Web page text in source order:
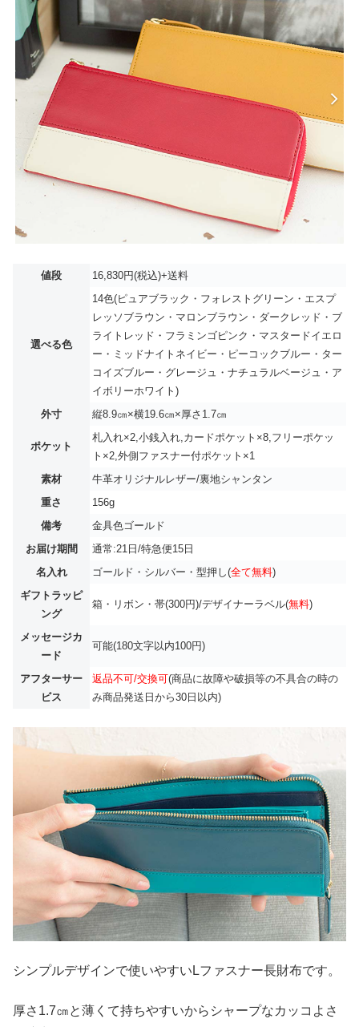
値段 16,830円(税込)+送料
選べる色
14色(ピュアブラック・フォレストグリーン・エスプ
レッソブラウン・マロンブラウン・ダークレッド・ブ
ライトレッド・フラミンゴピンク・マスタードイエロ
ー・ミッドナイトネイビー・ピーコックブルー・ター
コイズブルー・グレージュ・ナチュラルベージュ・ア
イボリーホワイト)
外寸
縦8.9㎝×横19.6㎝×厚さ1.7㎝
ポケット
札入れ×2,小銭入れ,カードポケット×8,フリーポケッ
ト×2,外側ファスナー付ポケット×1
素材
牛革オリジナルレザー/裏地シャンタン
重さ
156g
備考
金具色ゴールド
お届け期間
通常:21日/特急便15日
名入れ
ゴールド・シルバー・型押し(全て無料)
ギフトラッピ
ング
箱・リボン・帯(300円)/デザイナーラベル(無料)
メッセージカ
ード
可能(180文字以内100円)
アフターサー
ビス
返品不可/交換可(商品に故障や破損等の不具合の時の
み商品発送日から30日以内)
シンプルデザインで使いやすいLファスナー長財布です。
厚さ1.7㎝と薄くて持ちやすいからシャープなカッコよさ